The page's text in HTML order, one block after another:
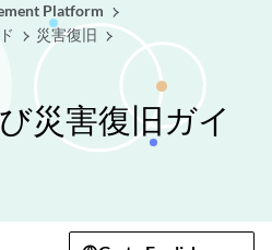
Platform
災害復旧
災害復旧ガイ